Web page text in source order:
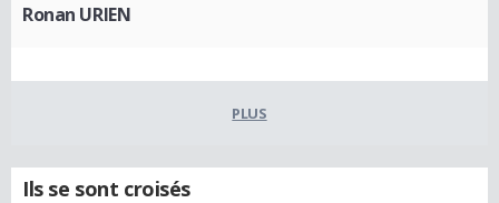
Ronan URIEN
PLUS
Ils se sont croisés